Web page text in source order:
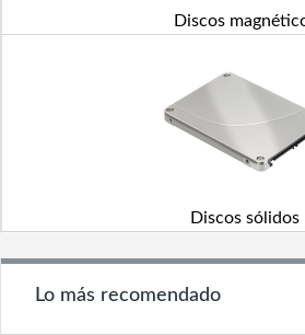
Discos
Discos sólidos
Lo más recomendado